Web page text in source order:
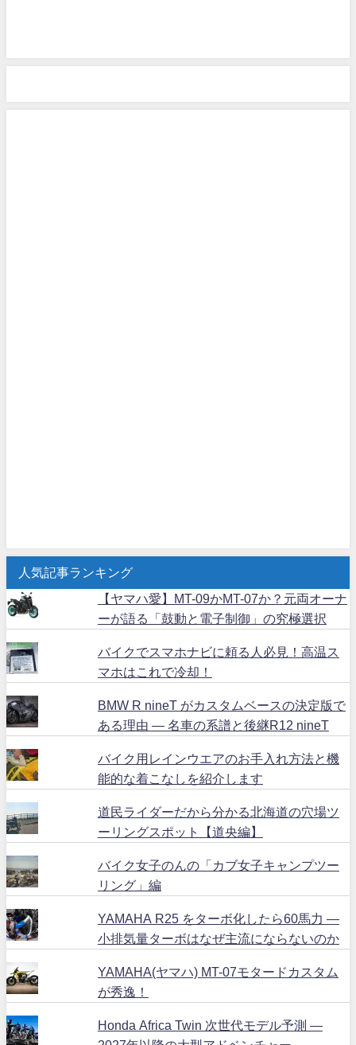
人気記事ランキング
【ヤマハ愛】MT-09かMT-07か？元両オーナ
ーが語る「鼓動と電子制御」の究極選択
バイクでスマホナビに頼る人必見！高温ス
マホはこれで冷却！
BMW R nineT がカスタムベースの決定版で
ある理由 ― 名車の系譜と後継R12 nineT
バイク用レインウエアのお手入れ方法と機
能的な着こなしを紹介します
道民ライダーだから分かる北海道の穴場ツ
ーリングスポット【道央編】
バイク女子のんの「カブ女子キャンプツー
リング」編
YAMAHA R25 をターボ化したら60馬力 ―
小排気量ターボはなぜ主流にならないのか
YAMAHA(ヤマハ) MT-07モタードカスタム
が秀逸！
Honda Africa Twin 次世代モデル予測 ―